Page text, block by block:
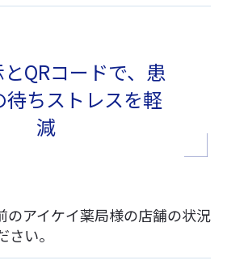
QRコードで、患
待ちストレスを軽
減
アイケイ薬局様の店舗の状況
い。